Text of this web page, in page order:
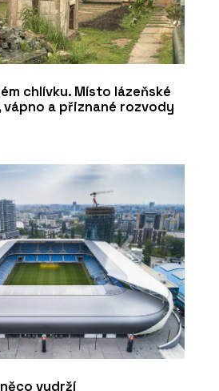
chlívku. Místo lázeňské
a přiznané rozvody
vydrží